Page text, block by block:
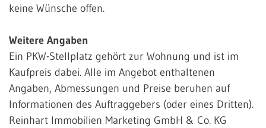
keine Wünsche offen.
Weitere Angaben
Ein PKW-Stellplatz gehört zur Wohnung und ist im
Kaufpreis dabei. Alle im Angebot enthaltenen
Angaben, Abmessungen und Preise beruhen auf
Informationen des Auftraggebers (oder eines Dritten).
Reinhart Immobilien Marketing GmbH & Co. KG